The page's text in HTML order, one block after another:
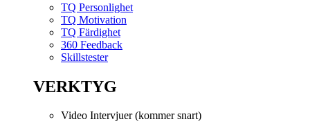
TQ Personlighet
TQ Motivation
TQ Färdighet
360 Feedback
Skillstester
VERKTYG
Video Intervjuer (kommer snart)